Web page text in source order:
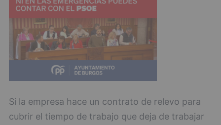
Si la empresa hace un contrato de relevo para
cubrir el tiempo de trabajo que deja de trabajar